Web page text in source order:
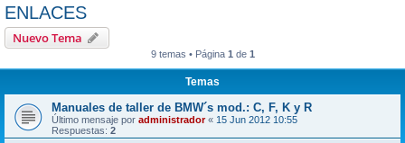
ENLACES
Nuevo Tema
9 temas • Página 1 de 1
Temas
Manuales de taller de BMW´s mod.: C, F, K y R
Último mensaje por administrador« 15 Jun 2012 10:55
Respuestas: 2